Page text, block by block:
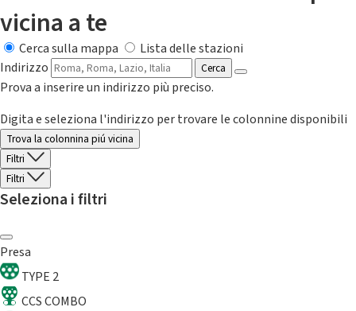
vicina a te
Cerca sulla mappa
Lista delle stazioni
Indirizzo
Cerca
Prova a inserire un indirizzo più preciso.
Digita e seleziona l'indirizzo per trovare le colonnine disponibili
Trova la colonnina piú vicina
Filtri
Filtri
Seleziona i filtri
Presa
TYPE 2
CCS COMBO